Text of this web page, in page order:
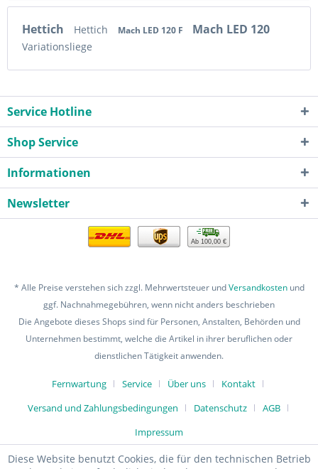
Hettich Hettich Mach LED 120 F Mach LED 120
Variationsliege
Service Hotline
Shop Service
Informationen
Newsletter
Ab 100,00 €
* Alle Preise verstehen sich zzgl. Mehrwertsteuer undVersandkostenund
ggf. Nachnahmegebühren, wenn nicht anders beschrieben
Die Angebote dieses Shops sind für Personen, Anstalten, Behörden und
Unternehmen bestimmt, welche die Artikel in ihrer beruflichen oder
dienstlichen Tätigkeit anwenden.
Fernwartung Service Über uns
Kontakt
Versand und Zahlungsbedingungen
Datenschutz
AGB
Impressum
Diese Website benutzt Cookies, die für den technischen Betrieb